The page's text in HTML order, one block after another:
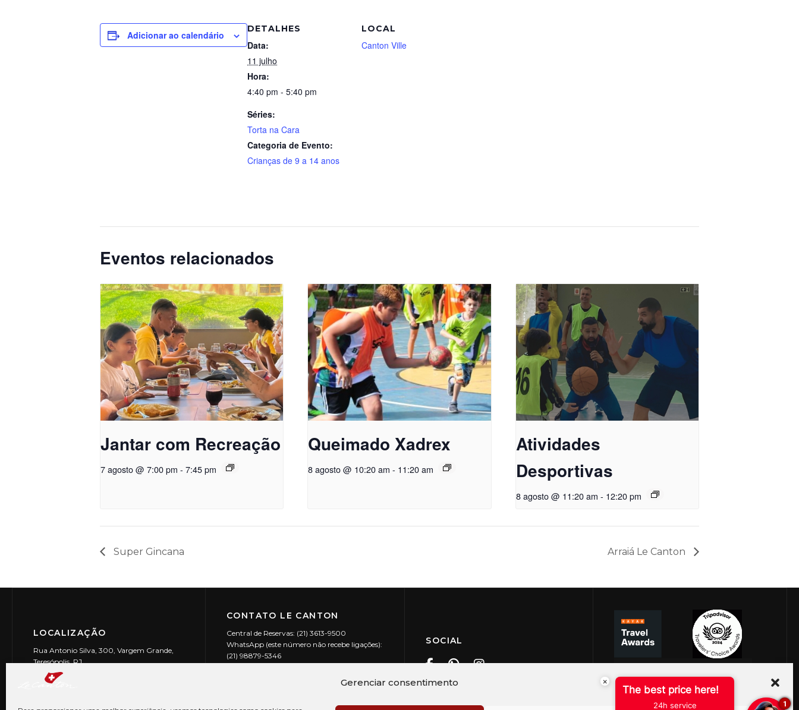
Gerenciar consentimento
Adicionar ao calendário
DETALHES
Data:
11 julho
Hora:
4:40 pm - 5:40 pm
Séries:
Torta na Cara
Categoria de Evento:
Crianças de 9 a 14 anos
LOCAL
Canton Ville
Eventos relacionados
Jantar com Recreação
7 agosto @ 7:00 pm - 7:45 pm
Queimado Xadrex
8 agosto @ 10:20 am - 11:20 am
Atividades
Desportivas
8 agosto @ 11:20 am - 12:20 pm
Super Gincana Arraiá Le Canton
LOCALIZAÇÃO
Rua Antonio Silva, 300, Vargem Grande,
Teresópolis, RJ
CEP: 25990-150
CONTATO LE CANTON
Central de Reservas: (21) 3613-9500
WhatsApp (este número não recebe ligações):
(21) 98879-5346
SOCIAL
×
The best price here!
24h service 1